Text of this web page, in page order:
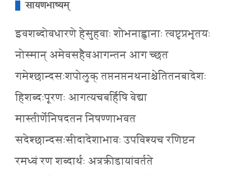
सायणभाष्यम्
इवशब्दोवधारणे हेसुहवाः शोभनाह्वानाः त्वष्टृप्रभृतयः
नोस्मान् अमेवसहैवआगन्तन आग च्छत
गमेश्छान्दसःशपोलुक् तप्तनप्तनथनाश्चेतितनबादेशः
हिशब्दःपूरणः आगत्यचबर्हिषि वेद्या
मास्तीर्णेनिषदतन निषण्णाभवत
सदेश्छान्दसःसीदादेशाभावः उपविश्यच रणिष्टन
रमध्वं रण शब्दार्थः अत्रक्रीडायांवर्तते